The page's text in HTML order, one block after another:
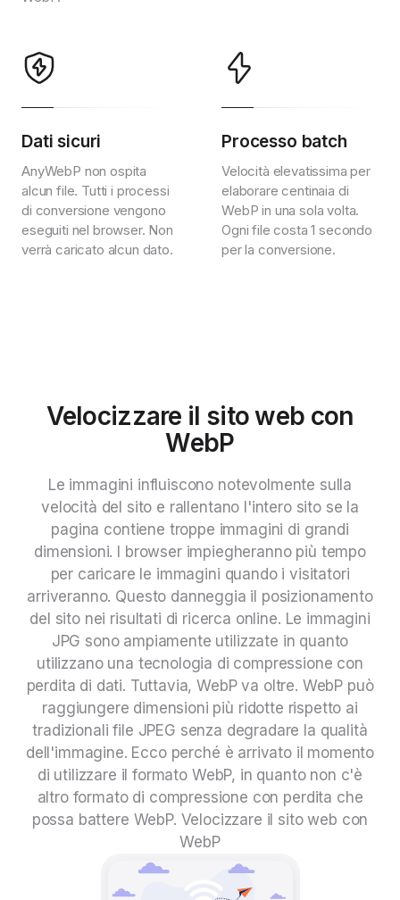
Dati sicuri
AnyWebP non ospita
alcun file. Tutti i processi
di conversione vengono
eseguiti nel browser. Non
verrà caricato alcun dato.
Processo batch
Velocità elevatissima per
elaborare centinaia di
WebP in una sola volta.
Ogni file costa 1 secondo
per la conversione.
Velocizzare il sito web con
WebP
Le immagini influiscono notevolmente sulla
velocità del sito e rallentano l'intero sito se la
pagina contiene troppe immagini di grandi
dimensioni. I browser impiegheranno più tempo
per caricare le immagini quando i visitatori
arriveranno. Questo danneggia il posizionamento
del sito nei risultati di ricerca online. Le immagini
JPG sono ampiamente utilizzate in quanto
utilizzano una tecnologia di compressione con
perdita di dati. Tuttavia, WebP va oltre. WebP può
raggiungere dimensioni più ridotte rispetto ai
tradizionali file JPEG senza degradare la qualità
dell'immagine. Ecco perché è arrivato il momento
di utilizzare il formato WebP, in quanto non c'è
altro formato di compressione con perdita che
possa battere WebP. Velocizzare il sito web con
WebP